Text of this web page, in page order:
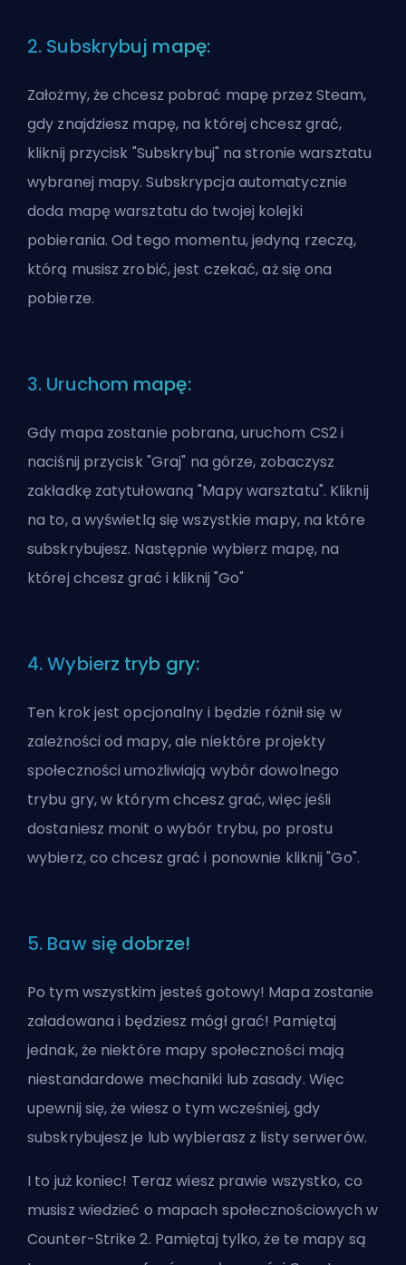
2. Subskrybuj mapę:
Założmy, że chcesz pobrać mapę przez Steam,
gdy znajdziesz mapę, na której chcesz grać,
kliknij przycisk "Subskrybuj" na stronie warsztatu
wybranej mapy. Subskrypcja automatycznie
doda mapę warsztatu do twojej kolejki
pobierania. Od tego momentu, jedyną rzeczą,
którą musisz zrobić, jest czekać, aż się ona
pobierze.
3. Uruchom mapę:
Gdy mapa zostanie pobrana, uruchom CS2 i
naciśnij przycisk "Graj" na górze, zobaczysz
zakładkę zatytułowaną "Mapy warsztatu". Kliknij
na to, a wyświetlą się wszystkie mapy, na które
subskrybujesz. Następnie wybierz mapę, na
której chcesz grać i kliknij "Go"
4. Wybierz tryb gry:
Ten krok jest opcjonalny i będzie różnił się w
zależności od mapy, ale niektóre projekty
społeczności umożliwiają wybór dowolnego
trybu gry, w którym chcesz grać, więc jeśli
dostaniesz monit o wybór trybu, po prostu
wybierz, co chcesz grać i ponownie kliknij "Go".
5. Baw się dobrze!
Po tym wszystkim jesteś gotowy! Mapa zostanie
załadowana i będziesz mógł grać! Pamiętaj
jednak, że niektóre mapy społeczności mają
niestandardowe mechaniki lub zasady. Więc
upewnij się, że wiesz o tym wcześniej, gdy
subskrybujesz je lub wybierasz z listy serwerów.
I to już koniec! Teraz wiesz prawie wszystko, co
musisz wiedzieć o mapach społecznościowych w
Counter-Strike 2. Pamiętaj tylko, że te mapy są